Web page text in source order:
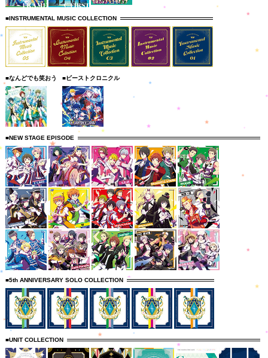
■INSTRUMENTAL MUSIC COLLECTION
■なんどでも笑おう ■ビーストクロニクル
■NEW STAGE EPISODE
■5th ANNIVERSARY SOLO COLLECTION
■UNIT COLLECTION